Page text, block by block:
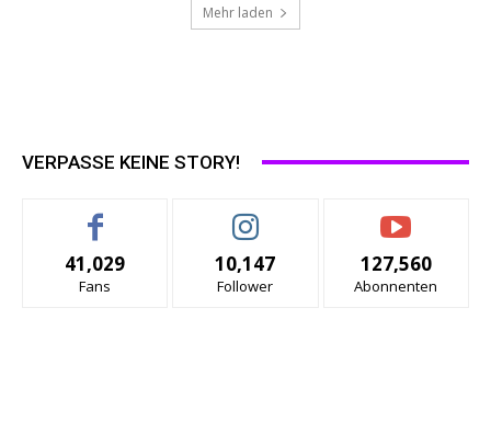
Mehr laden
VERPASSE KEINE STORY!
41,029
Fans
10,147
Follower
127,560
Abonnenten